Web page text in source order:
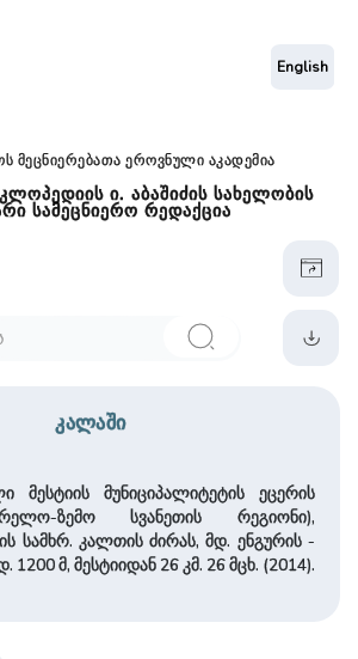
მეცნიერებათა ეროვნული აკადემია
ი. აბაშიძის სახელობის
სამეცნიერო რედაქცია
English
კალაში
მესტიის მუნიციპალიტეტის ეცერის
ზემო სვანეთის რეგიონი),
სამხრ. კალთის ძირას, მდ. ენგურის
1200 მ, მესტიიდან 26 კმ. 26 მცხ. (2014).